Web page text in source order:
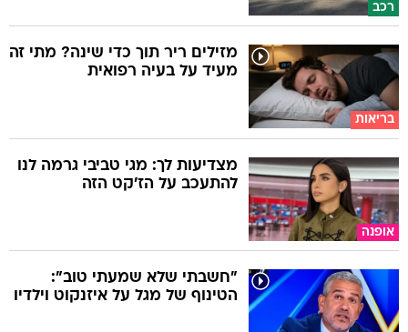
רכב
בריאות
מזילים ריר תוך כדי שינה? מתי זה
מעיד על בעיה רפואית
אופנה
מצדיעות לך: מגי טביבי גרמה לנו
להתעכב על הז'קט הזה
"חשבתי שלא שמעתי טוב":
הטינוף של מגל על איזנקוט וילדיו